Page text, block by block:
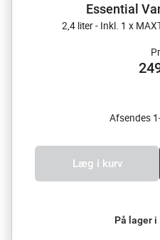
Essential
2,4 liter - Inkl. 1 x
Afsendes
Læg i kurv
På lager